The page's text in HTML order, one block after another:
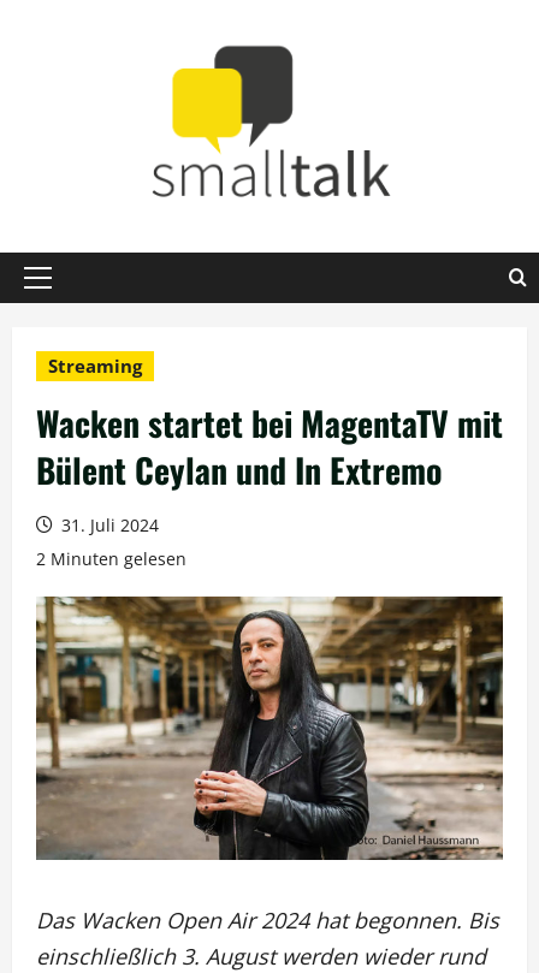
Primäres
Streaming
Wacken startet bei MagentaTV mit
Bülent Ceylan und In Extremo
31. Juli 2024
2 Minuten gelesen
Das Wacken Open Air 2024 hat begonnen. Bis
einschließlich 3. August werden wieder rund